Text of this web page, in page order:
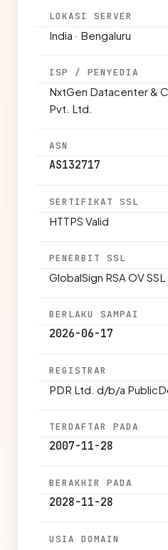
LOKASI SERVER
India · Bengaluru
ISP / PENYEDIA
NxtGen Datacenter &
Pvt. Ltd.
ASN
AS132717
SERTIFIKAT SSL
HTTPS Valid
PENERBIT SSL
GlobalSign RSA OV
BERLAKU SAMPAI
2026-06-17
REGISTRAR
PDR Ltd. d/b/a
TERDAFTAR PADA
2007-11-28
BERAKHIR PADA
2028-11-28
USIA DOMAIN